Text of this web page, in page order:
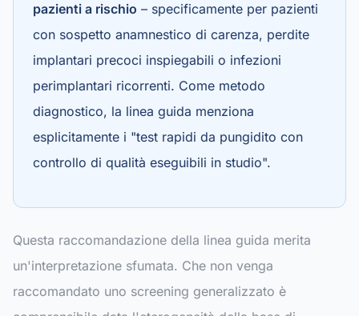
pazienti a rischio – specificamente per pazienti
con sospetto anamnestico di carenza, perdite
implantari precoci inspiegabili o infezioni
perimplantari ricorrenti. Come metodo
diagnostico, la linea guida menziona
esplicitamente i "test rapidi da pungidito con
controllo di qualità eseguibili in studio".
Questa raccomandazione della linea guida merita
un'interpretazione sfumata. Che non venga
raccomandato uno screening generalizzato è